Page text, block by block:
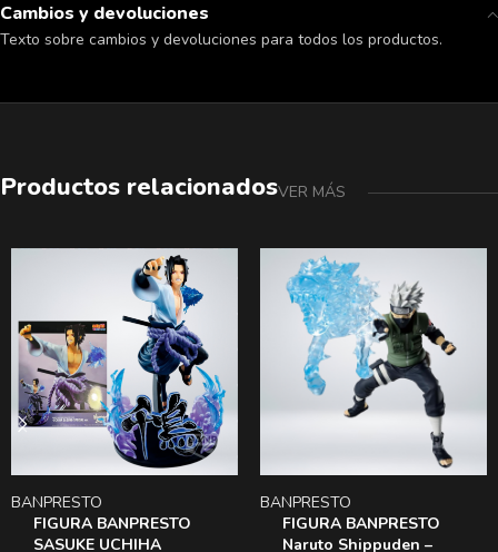
Cambios y devoluciones
Texto sobre cambios y devoluciones para todos los productos.
Productos relacionadosVER MÁS
FIGURA BANPRESTO
SASUKE UCHIHA
BANPRESTO
FIGURA BANPRESTO
Naruto Shippuden –
BANPRESTO